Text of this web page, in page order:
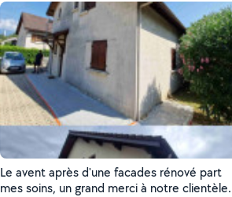
Le avent après d'une facades rénové part
mes soins, un grand merci à notre clientèle